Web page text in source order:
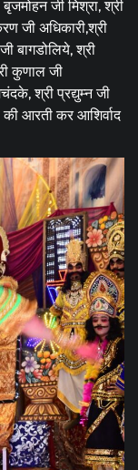
जी मिश्रा, श्री
जी अधिकारी,श्री
बागडोलिये, श्री
कुणाल जी
श्री प्रद्युम्न जी
की आरती कर आशिर्वाद